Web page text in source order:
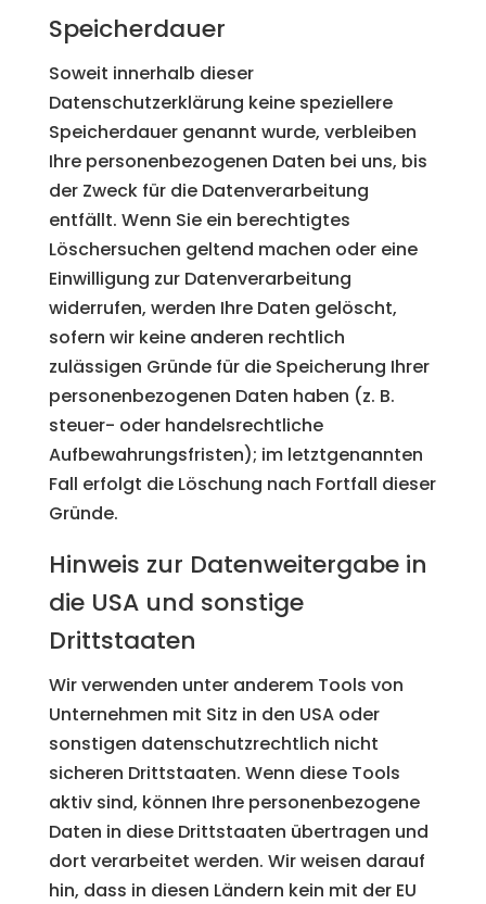
Speicherdauer
Soweit innerhalb dieser
Datenschutzerklärung keine speziellere
Speicherdauer genannt wurde, verbleiben
Ihre personenbezogenen Daten bei uns, bis
der Zweck für die Datenverarbeitung
entfällt. Wenn Sie ein berechtigtes
Löschersuchen geltend machen oder eine
Einwilligung zur Datenverarbeitung
widerrufen, werden Ihre Daten gelöscht,
sofern wir keine anderen rechtlich
zulässigen Gründe für die Speicherung Ihrer
personenbezogenen Daten haben (z. B.
steuer- oder handelsrechtliche
Aufbewahrungsfristen); im letztgenannten
Fall erfolgt die Löschung nach Fortfall dieser
Gründe.
Hinweis zur Datenweitergabe in
die USA und sonstige
Drittstaaten
Wir verwenden unter anderem Tools von
Unternehmen mit Sitz in den USA oder
sonstigen datenschutzrechtlich nicht
sicheren Drittstaaten. Wenn diese Tools
aktiv sind, können Ihre personenbezogene
Daten in diese Drittstaaten übertragen und
dort verarbeitet werden. Wir weisen darauf
hin, dass in diesen Ländern kein mit der EU